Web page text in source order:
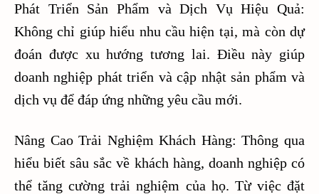
Phát Triển Sản Phẩm và Dịch Vụ Hiệu Quả:
Không chỉ giúp hiểu nhu cầu hiện tại, mà còn dự
đoán được xu hướng tương lai. Điều này giúp
doanh nghiệp phát triển và cập nhật sản phẩm và
dịch vụ để đáp ứng những yêu cầu mới.
Nâng Cao Trải Nghiệm Khách Hàng: Thông qua
hiểu biết sâu sắc về khách hàng, doanh nghiệp có
thể tăng cường trải nghiệm của họ. Từ việc đặt